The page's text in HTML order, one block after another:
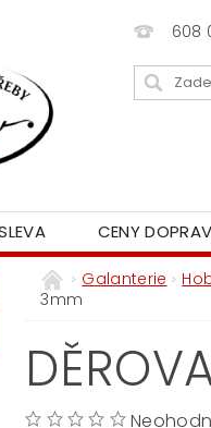
608
CENY
Galanterie
3mm